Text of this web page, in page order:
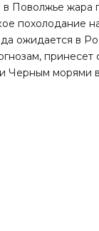
Поволжье жара
похолодание
ожидается в
Черным морями